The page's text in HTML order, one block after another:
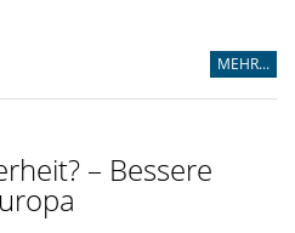
MEHR...
– Bessere